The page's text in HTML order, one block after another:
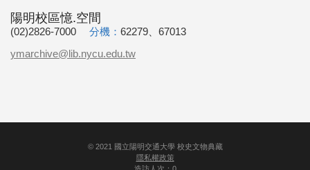
陽明校區憶.空間
(02)2826-7000 分機： 62279、67013
ymarchive@lib.nycu.edu.tw
© 2021 國立陽明交通大學 校史文物典藏
隱私權政策